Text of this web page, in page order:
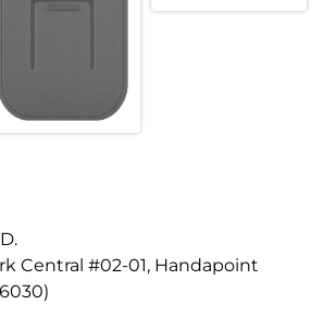
Central #02-01, Handapoint